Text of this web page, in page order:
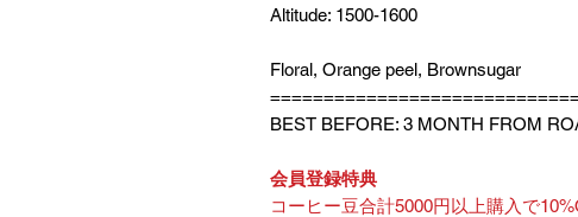
Altitude: 1500-1600
Floral, Orange peel, Brownsugar
BEST BEFORE: 3 MONTH FROM
会員登録特典
コーヒー豆合計5000円以上購入で